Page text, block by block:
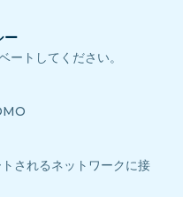
ー
トしてください。
されるネットワークに接